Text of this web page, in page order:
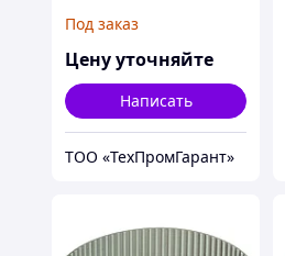
Под заказ
Цену уточняйте
Написать
ТОО «ТехПромГарант»